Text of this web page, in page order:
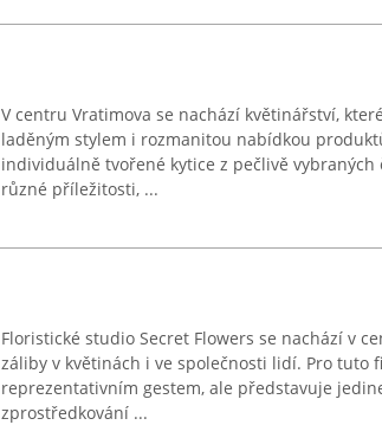
V centru Vratimova se nachází květinářství,
laděným stylem i rozmanitou nabídkou
individuálně tvořené kytice z pečlivě
různé příležitosti, ...
Floristické studio Secret Flowers se nachází v
záliby v květinách i ve společnosti lidí. Pro tuto
reprezentativním gestem, ale představuje
zprostředkování ...